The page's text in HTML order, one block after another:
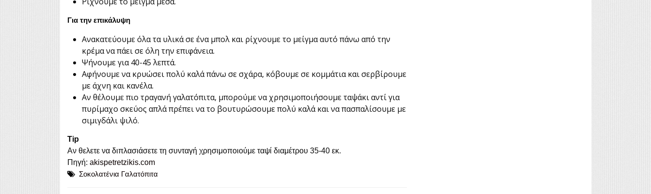
Για την επικάλυψη
Ανακατεύουμε όλα τα υλικά σε ένα μπολ και ρίχνουμε το μείγμα αυτό πάνω από την
κρέμα να πάει σε όλη την επιφάνεια.
Ψήνουμε για 40-45 λεπτά.
Αφήνουμε να κρυώσει πολύ καλά πάνω σε σχάρα, κόβουμε σε κομμάτια και σερβίρουμε
με άχνη και κανέλα.
Αν θέλουμε πιο τραγανή γαλατόπιτα, μπορούμε να χρησιμοποιήσουμε ταψάκι αντί για
πυρίμαχο σκεύος απλά πρέπει να το βουτυρώσουμε πολύ καλά και να πασπαλίσουμε με
σιμιγδάλι ψιλό.
Tip
Αν θελετε να διπλασιάσετε τη συνταγή χρησιμοποιούμε ταψί διαμέτρου 35-40 εκ.
Πηγή: akispetretzikis.com
Σοκολατένια Γαλατόπιτα